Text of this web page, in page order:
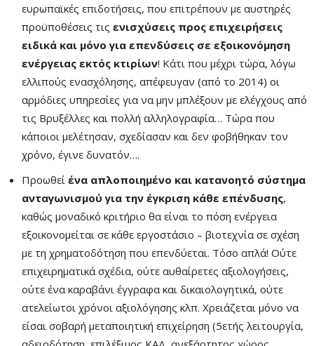
ευρωπαϊκές επιδοτήσεις, που επιτρέπουν με αυστηρές
προϋποθέσεις τις ενισχύσεις προς επιχειρήσεις
ειδικά και μόνο για επενδύσεις σε εξοικονόμηση
ενέργειας εκτός κτιρίων! Κάτι που μέχρι τώρα, λόγω
ελλιπούς ενασχόλησης, απέφευγαν (από το 2014) οι
αρμόδιες υπηρεσίες για να μην μπλέξουν με ελέγχους από
τις Βρυξέλλες και πολλή αλληλογραφία… Τώρα που
κάποιοι μελέτησαν, σχεδίασαν και δεν φοβήθηκαν τον
χρόνο, έγινε δυνατόν….
Προωθεί ένα απλοποιημένο και κατανοητό σύστημα
ανταγωνισμού για την έγκριση κάθε επένδυσης,
καθώς μοναδικό κριτήριο θα είναι το πόση ενέργεια
εξοικονομείται σε κάθε εργοστάσιο – βιοτεχνία σε σχέση
με τη χρηματοδότηση που επενδύεται. Τόσο απλά! Ούτε
επιχειρηματικά σχέδια, ούτε αυθαίρετες αξιολογήσεις,
ούτε ένα καραβάνι έγγραφα και δικαιολογητικά, ούτε
ατελείωτοι χρόνοι αξιολόγησης κλπ. Χρειάζεται μόνο να
είσαι σοβαρή μεταποιητική επιχείρηση (5ετής λειτουργία,